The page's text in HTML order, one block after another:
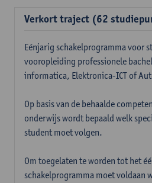
Verkort traject (62
Eénjarig schakelprogramma voor
vooropleiding professionele
informatica, Elektronica-ICT of
Op basis van de behaalde
onderwijs wordt bepaald welk
student moet volgen.
Om toegelaten te worden tot het
schakelprogramma moet voldaan